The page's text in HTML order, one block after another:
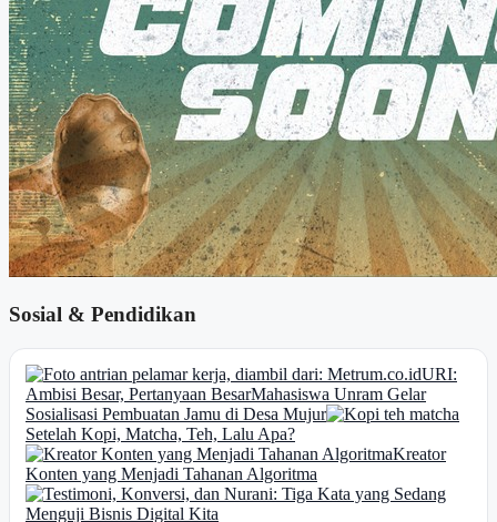
Sosial & Pendidikan
URI:
Ambisi Besar, Pertanyaan BesarMahasiswa Unram Gelar
Sosialisasi Pembuatan Jamu di Desa Mujur
Setelah Kopi, Matcha, Teh, Lalu Apa?
Kreator
Konten yang Menjadi Tahanan Algoritma